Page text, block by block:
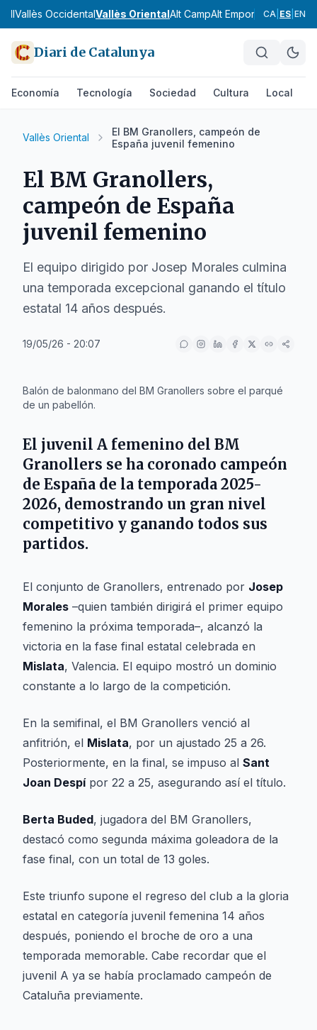
Vallès OccidentalVallès OrientalAlt CampAlt EmpordàAlt
CA ES EN
Diari de Catalunya
Economía Tecnología Sociedad Cultura Local
Vallès Oriental
El BM Granollers, campeón de
España juvenil femenino
El BM Granollers,
campeón de España
juvenil femenino
El equipo dirigido por Josep Morales culmina
una temporada excepcional ganando el título
estatal 14 años después.
19/05/26 - 20:07
Balón de balonmano del BM Granollers sobre el parqué
de un pabellón.
El juvenil A femenino del BM
Granollers se ha coronado campeón
de España de la temporada 2025-
2026, demostrando un gran nivel
competitivo y ganando todos sus
partidos.
El conjunto de Granollers, entrenado por Josep
Morales –quien también dirigirá el primer equipo
femenino la próxima temporada–, alcanzó la
victoria en la fase final estatal celebrada en
Mislata, Valencia. El equipo mostró un dominio
constante a lo largo de la competición.
En la semifinal, el BM Granollers venció al
anfitrión, el Mislata, por un ajustado 25 a 26.
Posteriormente, en la final, se impuso al Sant
Joan Despípor 22 a 25, asegurando así el título.
Berta Buded, jugadora del BM Granollers,
destacó como segunda máxima goleadora de la
fase final, con un total de 13 goles.
Este triunfo supone el regreso del club a la gloria
estatal en categoría juvenil femenina 14 años
después, poniendo el broche de oro a una
temporada memorable. Cabe recordar que el
juvenil A ya se había proclamado campeón de
Cataluña previamente.